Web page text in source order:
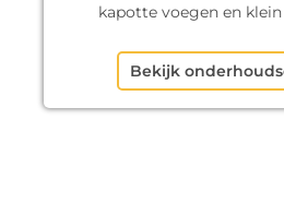
kapotte voegen en
Bekijk